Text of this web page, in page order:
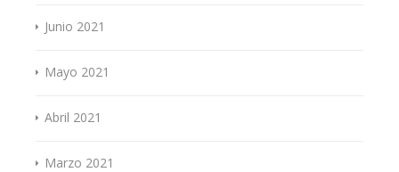
Junio 2021
Mayo 2021
Abril 2021
Marzo 2021